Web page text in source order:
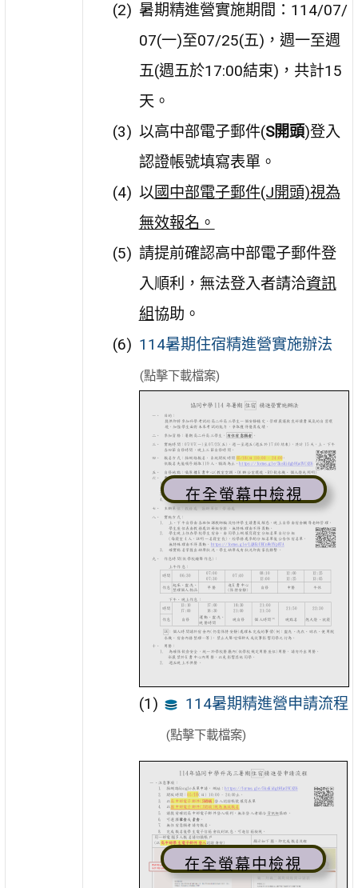
暑期精進營實施期間：114/07/
07(一)至07/25(五)，週一至週
五(週五於17:00結束)，共計15
天。
以高中部電子郵件(S開頭)登入
認證帳號填寫表單。
以國中部電子郵件(J開頭)視為
無效報名。
請提前確認高中部電子郵件登
入順利，無法登入者請洽資訊
組協助。
114暑期住宿精進營實施辦法
(點擊下載檔案)
在全螢幕中檢視
114暑期精進營申請流程
(點擊下載檔案)
在全螢幕中檢視